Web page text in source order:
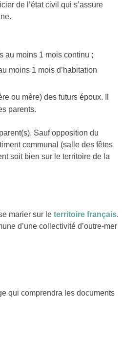
de l’état civil qui s’assure
au moins 1 mois continu ;
moins 1 mois d’habitation
ou mère) des futurs époux. Il
parents.
Sauf opposition du
communal (salle des fêtes
soit bien sur le territoire de la
marier sur le territoire français.
d’une collectivité d’outre-mer
qui comprendra les documents